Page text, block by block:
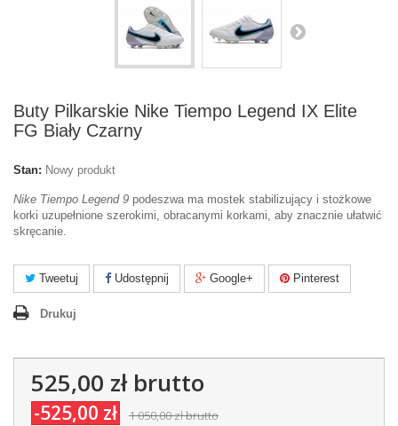
Buty Pilkarskie Nike Tiempo Legend IX Elite
FG Biały Czarny
Stan: Nowy produkt
Nike Tiempo Legend 9 podeszwa ma mostek stabilizujący i stożkowe
korki uzupełnione szerokimi, obracanymi korkami, aby znacznie ułatwić
skręcanie.
Tweetuj Udostępnij Google+ Pinterest
Drukuj
525,00 złbrutto
-525,00 zł 1 050,00 złbrutto